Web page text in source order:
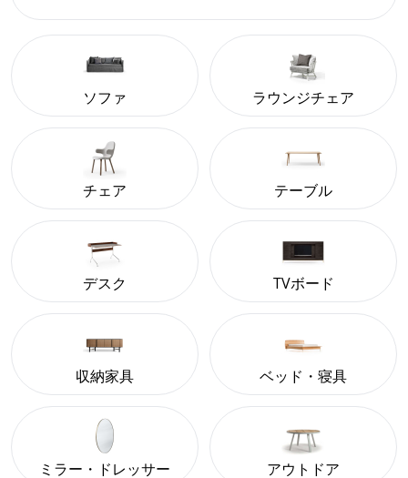
ソファ ラウンジチェア
チェア テーブル
デスク TVボード
収納家具 ベッド・寝具
ミラー・ドレッサー アウトドア